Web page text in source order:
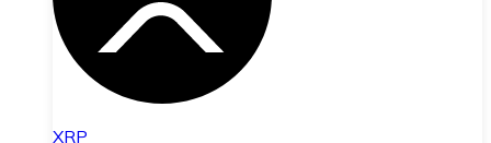
XRP